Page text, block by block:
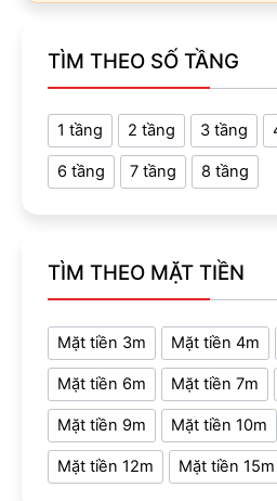
TÌM THEO SỐ TẦNG
1 tầng 2 tầng 3 tầng
6 tầng 7 tầng 8 tầng
TÌM THEO MẶT TIỀN
Mặt tiền 3m Mặt tiền 4m
Mặt tiền 6m Mặt tiền 7m
Mặt tiền 9m Mặt tiền 10m
Mặt tiền 12m Mặt tiền 15m